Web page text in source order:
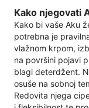
Kako njegovati
Kako bi vaše Aku
potrebna je
vlažnom krpom,
na površini pojavi
blagi deterdžent.
osuše na sobnoj
Redovita njega